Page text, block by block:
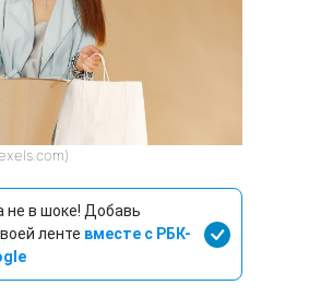
не в шоке! Добавь
ленте вместе с РБК-